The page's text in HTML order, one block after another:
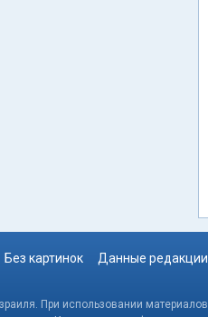
Без картинок Данные редакции
При использовании